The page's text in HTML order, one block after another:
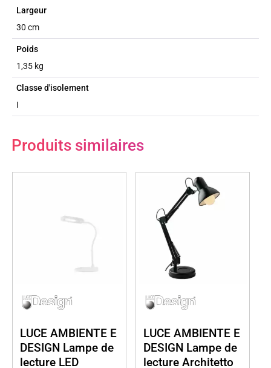
Largeur
30 cm
Poids
1,35 kg
Classe d'isolement
I
Produits similaires
LUCE AMBIENTE E
DESIGN Lampe de
lecture LED
LUCE AMBIENTE E
DESIGN Lampe de
lecture Architetto